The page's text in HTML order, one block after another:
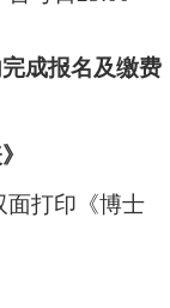
成报名及缴费
面打印《博士